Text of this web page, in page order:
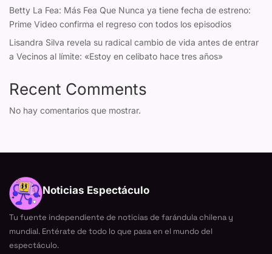
Betty La Fea: Más Fea Que Nunca ya tiene fecha de estreno:
Prime Video confirma el regreso con todos los episodios
Lisandra Silva revela su radical cambio de vida antes de entrar
a Vecinos al límite: «Estoy en celibato hace tres años»
Recent Comments
No hay comentarios que mostrar.
Noticias Espectáculo
Tu fuente independiente de noticias de farándula chilena y
mundial. Entérate de todo lo que pasa en el mundo del
espectáculo.